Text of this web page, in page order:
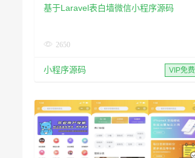
基于Laravel表白墙微信小程序源码
2650
小程序源码 VIP免费